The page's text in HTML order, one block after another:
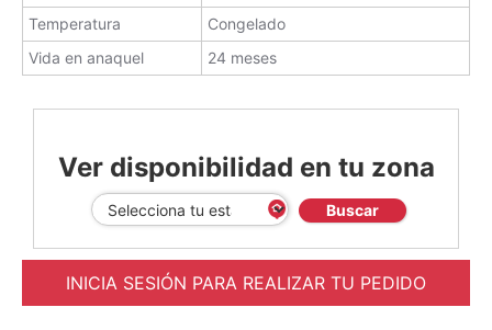
Temperatura
Congelado
Vida en anaquel
24 meses
Ver disponibilidad en tu zona
Buscar
INICIA SESIÓN PARA REALIZAR TU PEDIDO